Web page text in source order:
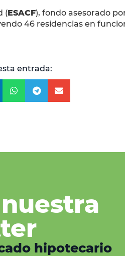
(ESACF), fondo asesorado
46 residencias en
entrada:
hipotecario